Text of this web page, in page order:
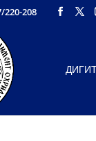
220-208